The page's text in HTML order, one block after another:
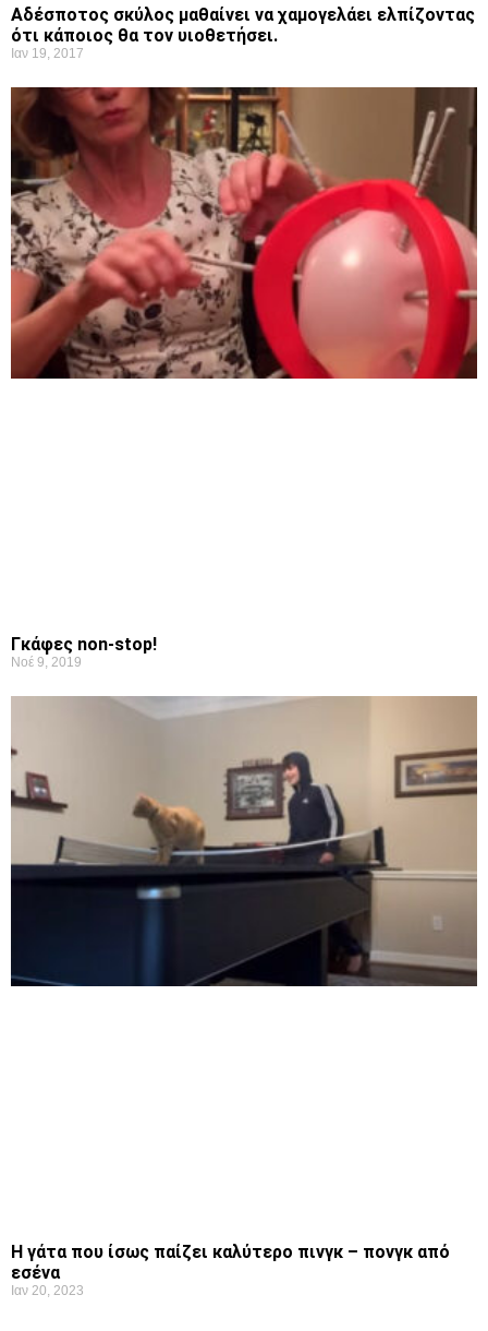
Αδέσποτος σκύλος μαθαίνει να χαμογελάει ελπίζοντας
ότι κάποιος θα τον υιοθετήσει.
Ιαν 19, 2017
Γκάφες non-stop!
Νοέ 9, 2019
Η γάτα που ίσως παίζει καλύτερο πινγκ – πονγκ από
εσένα
Ιαν 20, 2023